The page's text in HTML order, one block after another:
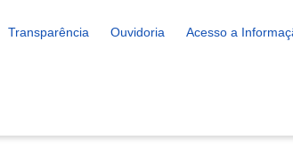
Transparência Ouvidoria Acesso a